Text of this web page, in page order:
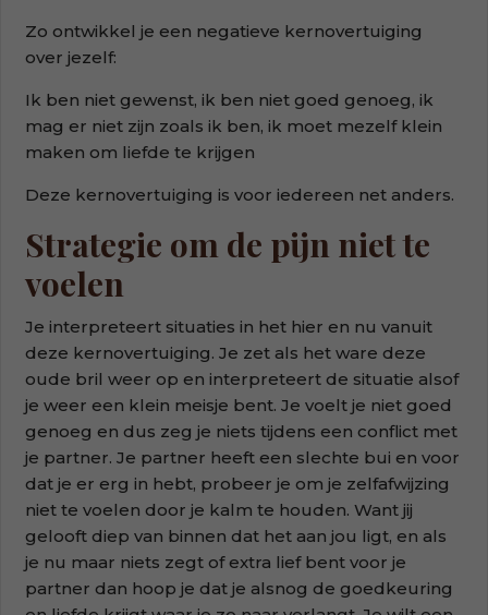
Zo ontwikkel je een negatieve kernovertuiging
over jezelf:
Ik ben niet gewenst, ik ben niet goed genoeg, ik
mag er niet zijn zoals ik ben, ik moet mezelf klein
maken om liefde te krijgen
Deze kernovertuiging is voor iedereen net anders.
Strategie om de pijn niet te
voelen
Je interpreteert situaties in het hier en nu vanuit
deze kernovertuiging. Je zet als het ware deze
oude bril weer op en interpreteert de situatie alsof
je weer een klein meisje bent. Je voelt je niet goed
genoeg en dus zeg je niets tijdens een conflict met
je partner. Je partner heeft een slechte bui en voor
dat je er erg in hebt, probeer je om je zelfafwijzing
niet te voelen door je kalm te houden. Want jij
gelooft diep van binnen dat het aan jou ligt, en als
je nu maar niets zegt of extra lief bent voor je
partner dan hoop je dat je alsnog de goedkeuring